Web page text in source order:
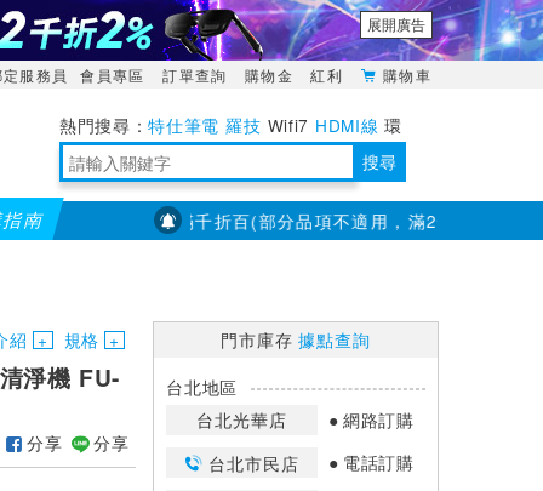
展開廣告
定服務員 會員專區 訂單查詢 購物金 紅利 購物車
特仕筆電 羅技 Wifi7 HDMI線 環
境量測 明緯POWER 搜尋
南
大通】全館滿千折百(部分品項不適用，滿2千折200...)
紹 規格
淨機 FU-
分享 分享
門市庫存據點查詢
台北地區
台北光華店
網路訂購
台北市民店
電話訂購